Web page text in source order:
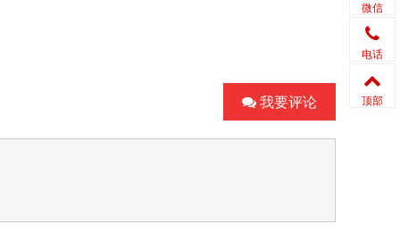
我要评论
微信
电话
顶部